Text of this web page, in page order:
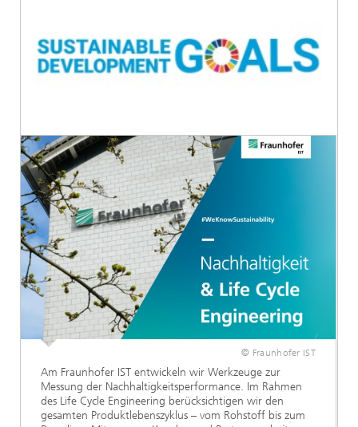
© Fraunhofer IST
Am Fraunhofer IST entwickeln wir Werkzeuge zur
Messung der Nachhaltigkeitsperformance. Im Rahmen
des Life Cycle Engineering berücksichtigen wir den
gesamten Produktlebenszyklus – vom Rohstoff bis zum